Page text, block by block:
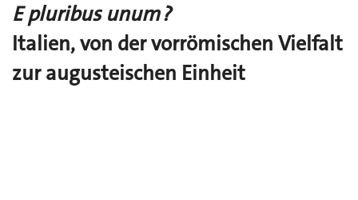
E pluribus unum ?
Italien, von der vorrömischen Vielfalt
zur augusteischen Einheit